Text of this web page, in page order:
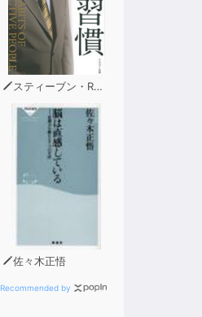
スティーブン・R・コヴィー
佐々木正悟
Recommended by